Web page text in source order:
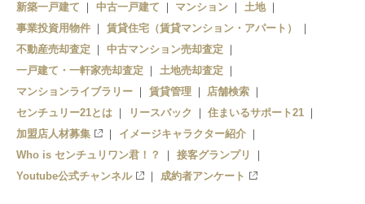
新築一戸建て 中古一戸建て マンション
土地
事業投資用物件
賃貸住宅（賃貸マンション・アパート）
不動産売却査定
中古マンション売却査定
一戸建て・一軒家売却査定
土地売却査定
マンションライブラリー
賃貸管理
店舗検索
センチュリー21とは
リースバック
住まいるサポート21
加盟店人材募集
イメージキャラクター紹介
Who is センチュリワン君！？
接客グランプリ
Youtube公式チャンネル
成約者アンケート